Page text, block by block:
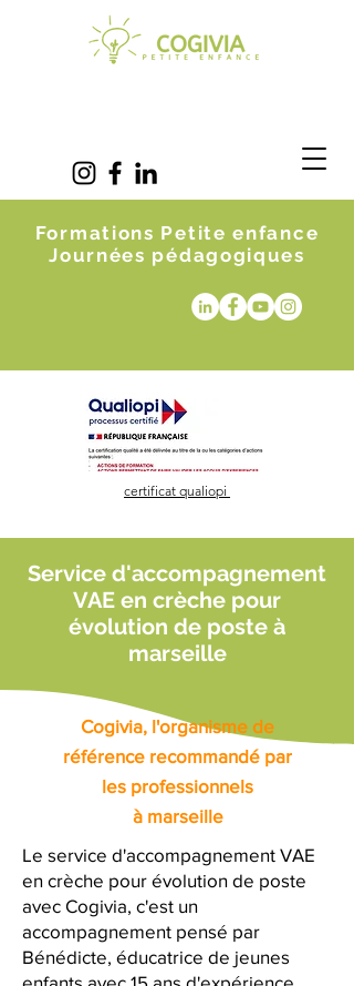
Formations Petite enfance
Journées pédagogiques
certificat qualiopi
Service d'accompagnement
VAE en crèche pour
évolution de poste à
marseille
Cogivia, l'organisme de
référence recommandé par
les professionnels
à marseille
Le service d'accompagnement VAE
en crèche pour évolution de poste
avec Cogivia, c'est un
accompagnement pensé par
Bénédicte, éducatrice de jeunes